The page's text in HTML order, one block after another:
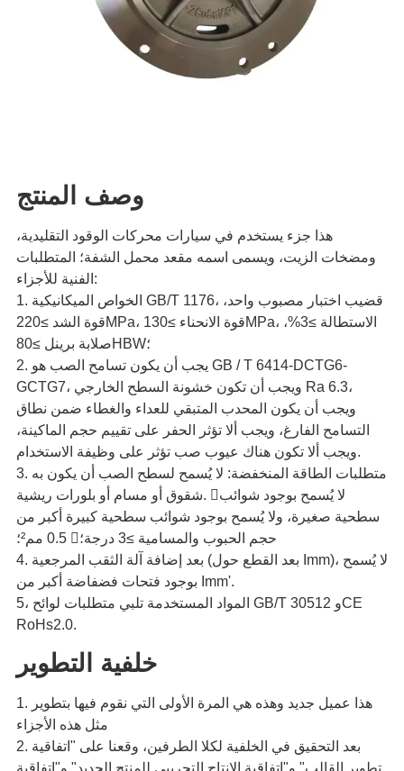
وصف المنتج
هذا جزء يستخدم في سيارات محركات الوقود التقليدية،
ومضخات الزيت، ويسمى اسمه مقعد محمل الشفة؛ المتطلبات
الفنية للأجزاء:
1. الخواص الميكانيكية GB/T 1176، قضيب اختبار مصبوب واحد،
قوة الشد ≥220MPa، قوة الانحناء ≥130MPa، الاستطالة ≥3%،
صلابة برينل ≥80HBW؛
2. يجب أن يكون تسامح الصب هو GB / T 6414-DCTG6-
GCTG7، ويجب أن تكون خشونة السطح الخارجي Ra 6.3،
ويجب أن يكون المحدب المتبقي للعداء والغطاء ضمن نطاق
التسامح الفارغ، ويجب ألا تؤثر الحفر على تقييم حجم الماكينة،
ويجب ألا تكون هناك عيوب صب تؤثر على وظيفة الاستخدام.
3. متطلبات الطاقة المنخفضة: لا يُسمح لسطح الصب أن يكون به
شقوق أو مسام أو بلورات ريشية. لا يُسمح بوجود شوائب
سطحية صغيرة، ولا يُسمح بوجود شوائب سطحية كبيرة أكبر من
0.5 مم²؛ حجم الحبوب والمسامية ≥3 درجة؛
4. بعد إضافة آلة الثقب المرجعية (بعد القطع حول Imm)، لا يُسمح
بوجود فتحات فضفاضة أكبر من Imm'.
5، المواد المستخدمة تلبي متطلبات لوائح GB/T 30512 وCE
RoHs2.0.
خلفية التطوير
1. هذا عميل جديد وهذه هي المرة الأولى التي نقوم فيها بتطوير
2. بعد التحقيق في الخلفية لكلا الطرفين، وقعنا على "اتفاقية